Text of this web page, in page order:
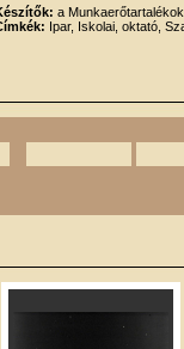
a
Ipar, Iskolai, oktató,